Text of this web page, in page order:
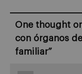
One thought
con órganos
familiar”